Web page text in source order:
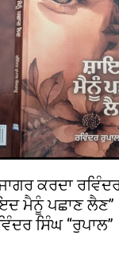
ਕਰਦਾ
ਮੈਨੂੰ ਪਛਾਣ ਲੈਣ”
ਸਿੰਘ “ਰੁਪਾਲ”